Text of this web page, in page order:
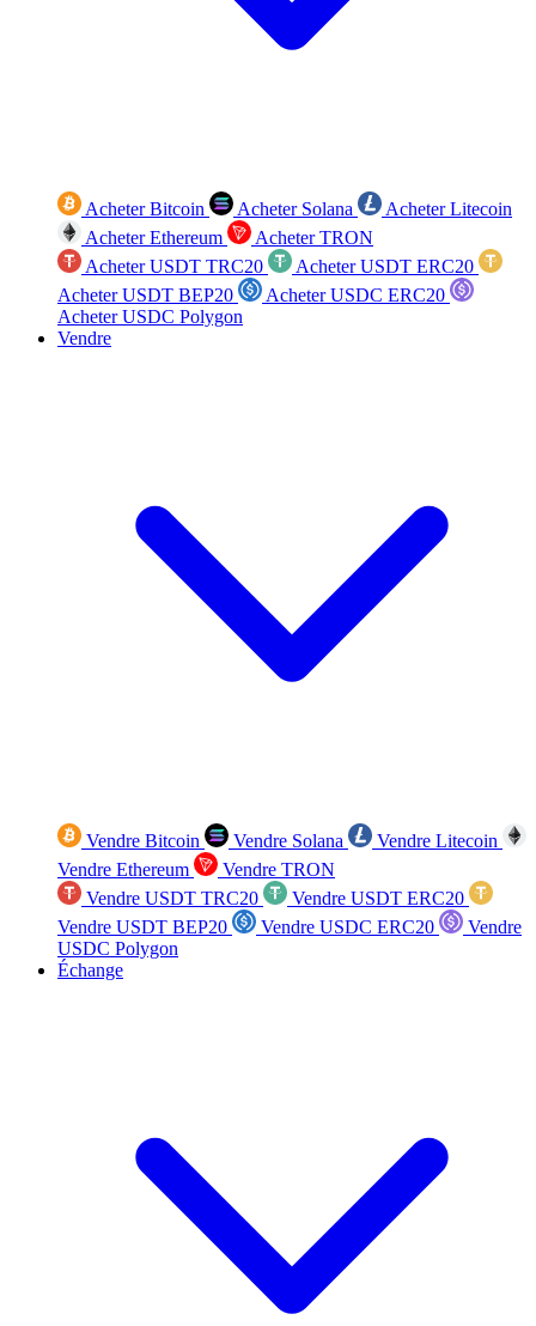
Acheter Bitcoin Acheter Solana
Acheter Litecoin
Acheter Ethereum
Acheter TRON
Acheter USDT TRC20
Acheter USDT ERC20
Acheter USDT BEP20
Acheter USDC ERC20
Acheter USDC Polygon
Vendre
Vendre Bitcoin Vendre Solana
Vendre Litecoin
Vendre Ethereum
Vendre TRON
Vendre USDT TRC20
Vendre USDT ERC20
Vendre USDT BEP20
Vendre USDC ERC20
Vendre
USDC Polygon
Échange